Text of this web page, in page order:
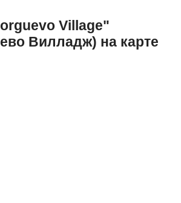
Village"
Вилладж) на карте